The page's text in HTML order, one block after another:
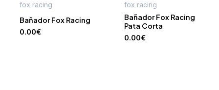
fox racing
Bañador Fox Racing
0.00€
fox racing
Bañador Fox Racing
Pata Corta
0.00€